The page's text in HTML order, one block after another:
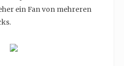
ein Fan von mehreren